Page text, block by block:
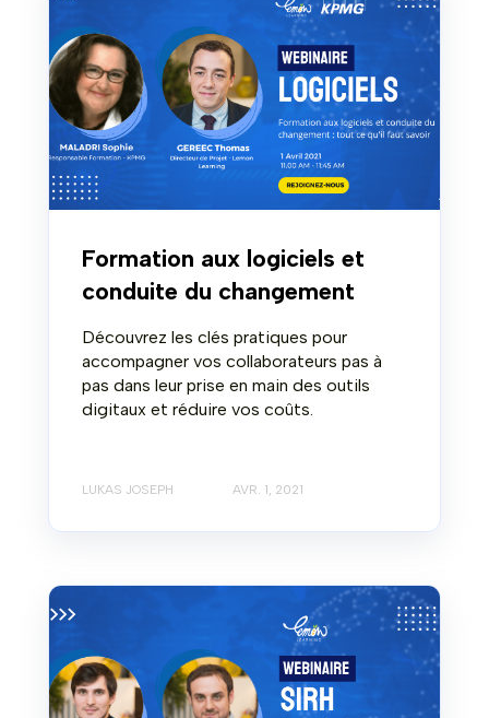
Formation aux logiciels et
conduite du changement
Découvrez les clés pratiques pour
accompagner vos collaborateurs pas à
pas dans leur prise en main des outils
digitaux et réduire vos coûts.
LUKAS JOSEPH AVR. 1, 2021